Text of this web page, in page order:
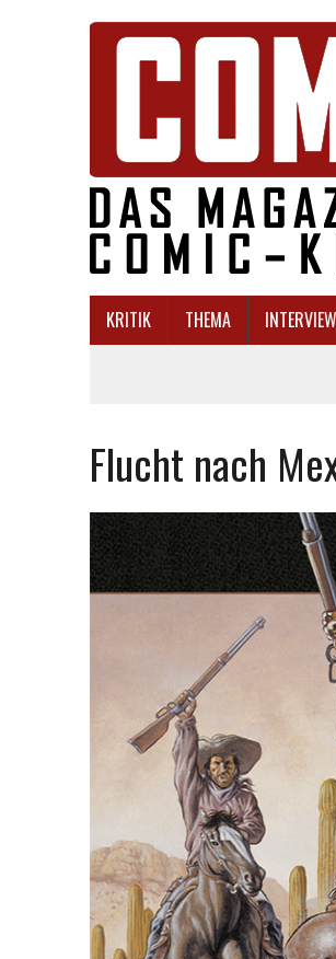
KRITIK THEMA INTERVIEW
Flucht nach